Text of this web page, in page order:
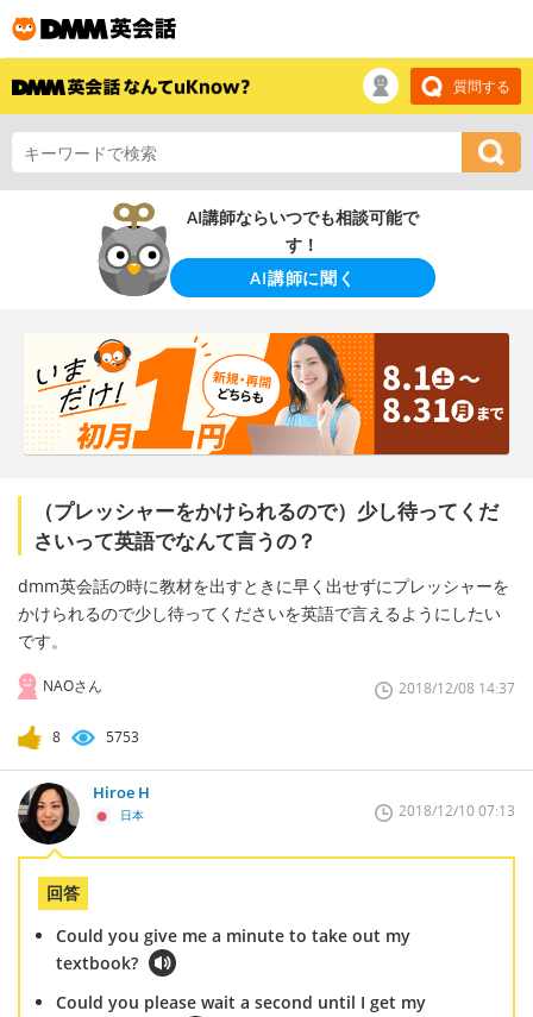
質問する
AI講師ならいつでも相談可能で
す！
AI講師に聞く
（プレッシャーをかけられるので）少し待ってくだ
さいって英語でなんて言うの？
dmm英会話の時に教材を出すときに早く出せずにプレッシャーを
かけられるので少し待ってくださいを英語で言えるようにしたい
です。
NAOさん 2018/12/08 14:37
8 5753
Hiroe H
日本 2018/12/10 07:13
回答
Could you give me a minute to take out my
textbook?
Could you please wait a second until I get my